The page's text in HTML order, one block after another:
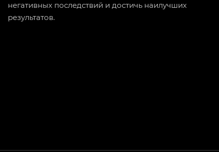
негативных последствий и достичь наилучших
результатов.